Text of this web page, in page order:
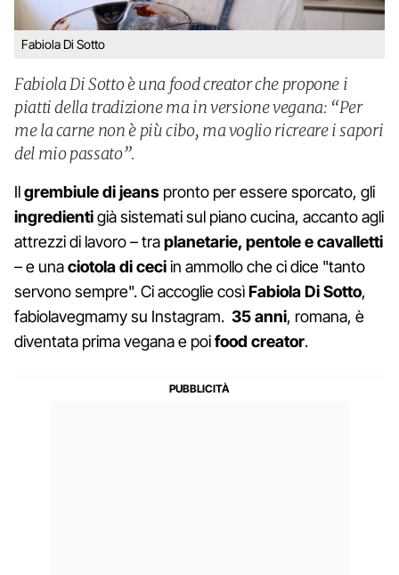
Fabiola Di Sotto
Fabiola Di Sotto è una food creator che propone i
piatti della tradizione ma in versione vegana: “Per
me la carne non è più cibo, ma voglio ricreare i sapori
del mio passato”.
Ilgrembiule di jeans pronto per essere sporcato, gli
ingredientigià sistemati sul piano cucina, accanto agli
attrezzi di lavoro – traplanetarie, pentole e cavalletti
– e unaciotola di ceciin ammollo che ci dice "tanto
servono sempre". Ci accoglie cosìFabiola Di Sotto,
fabiolavegmamy su Instagram. 35 anni, romana, è
diventata prima vegana e poifood creator.